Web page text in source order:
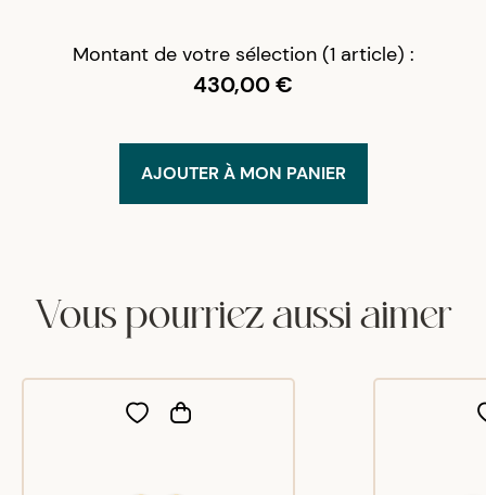
Montant de votre sélection (1 article) :
430,00 €
AJOUTER À MON PANIER
Vous pourriez aussi aimer